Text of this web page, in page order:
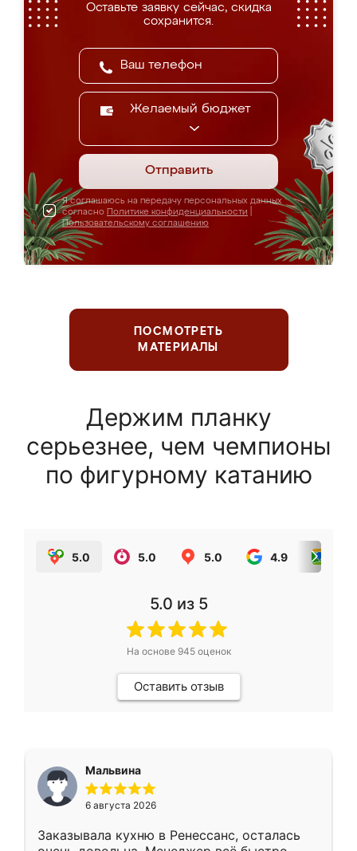
Оставьте заявку сейчас, скидка
сохранится.
Желаемый бюджет
Отправить
Я соглашаюсь на передачу персональных данных
согласно Политике конфиденциальности
Пользовательскому соглашению
ПОСМОТРЕТЬ
МАТЕРИАЛЫ
Держим планку
серьезнее, чем чемпионы
по фигурному катанию
5.0 5.0 5.0 4.9
5.0 из 5
На основе 945оценок
Оставить отзыв
Мальвина
6 августа 2026
Заказывала кухню в Ренессанс, осталась